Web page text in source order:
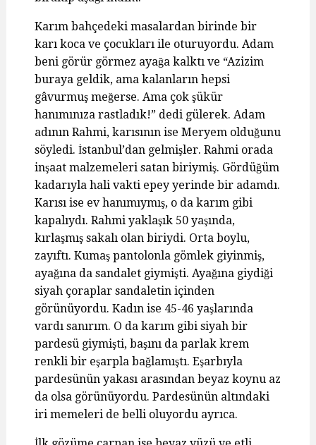
Karım bahçedeki masalardan birinde bir
karı koca ve çocukları ile oturuyordu. Adam
beni görür görmez ayağa kalktı ve “Azizim
buraya geldik, ama kalanların hepsi
gâvurmuş meğerse. Ama çok şükür
hanımınıza rastladık!” dedi gülerek. Adam
adının Rahmi, karısının ise Meryem olduğunu
söyledi. İstanbul’dan gelmişler. Rahmi orada
inşaat malzemeleri satan biriymiş. Gördüğüm
kadarıyla hali vakti epey yerinde bir adamdı.
Karısı ise ev hanımıymış, o da karım gibi
kapalıydı. Rahmi yaklaşık 50 yaşında,
kırlaşmış sakalı olan biriydi. Orta boylu,
zayıftı. Kumaş pantolonla gömlek giyinmiş,
ayağına da sandalet giymişti. Ayağına giydiği
siyah çoraplar sandaletin içinden
görünüyordu. Kadın ise 45-46 yaşlarında
vardı sanırım. O da karım gibi siyah bir
pardesü giymişti, başını da parlak krem
renkli bir eşarpla bağlamıştı. Eşarbıyla
pardesünün yakası arasından beyaz koynu az
da olsa görünüyordu. Pardesünün altındaki
iri memeleri de belli oluyordu ayrıca.